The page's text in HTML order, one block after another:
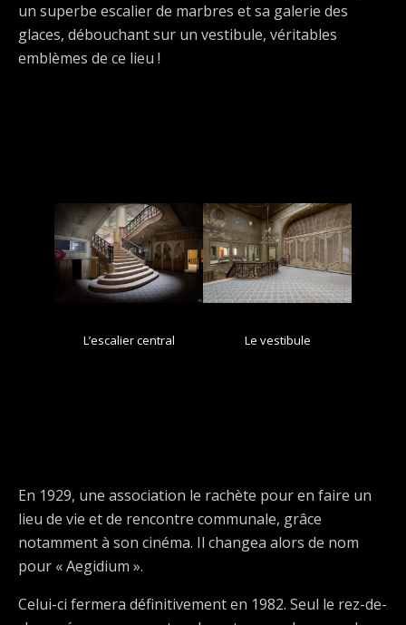
un superbe escalier de marbres et sa galerie des
glaces, débouchant sur un vestibule, véritables
emblèmes de ce lieu !
L’escalier central Le vestibule
En 1929, une association le rachète pour en faire un
lieu de vie et de rencontre communale, grâce
notamment à son cinéma. Il changea alors de nom
pour « Aegidium ».
Celui-ci fermera définitivement en 1982. Seul le rez-de-